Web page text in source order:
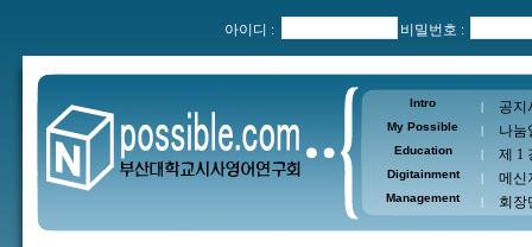
아이디 : 비밀번호 :
Intro | 공지
My Possible | 나눔
Education | 제 1
Digitainment | 메신
Management | 회장